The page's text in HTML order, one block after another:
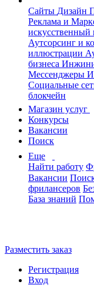
Сайты Дизайн
Реклама и
искусственный
Аутсорсинг и
иллюстрации
бизнеса
Мессенджеры
Социальные
блокчейн
Магазин услуг
Конкурсы
Вакансии
Поиск
Еще
Найти работу
Вакансии
фрилансеров
База знаний
Разместить заказ
Регистрация
Вход